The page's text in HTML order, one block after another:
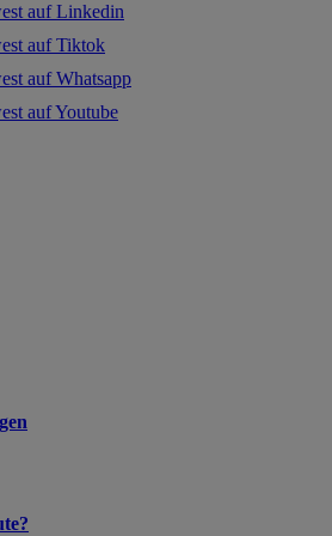
auf Linkedin
auf Tiktok
auf Whatsapp
auf Youtube